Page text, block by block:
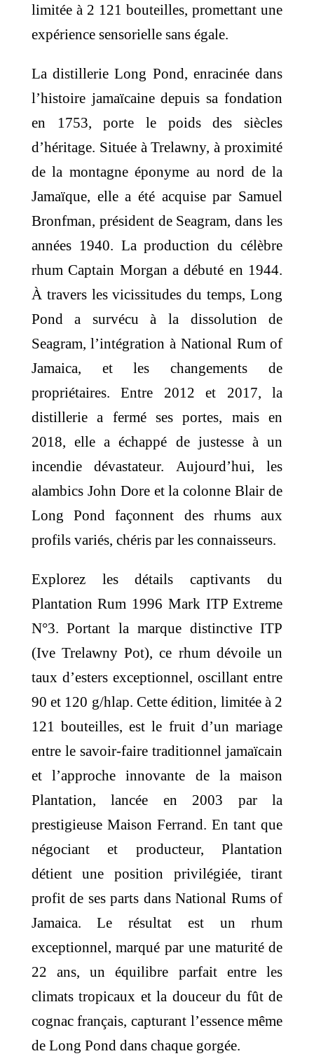
limitée à 2 121 bouteilles, promettant une
expérience sensorielle sans égale.
La distillerie Long Pond, enracinée dans
l’histoire jamaïcaine depuis sa fondation
en 1753, porte le poids des siècles
d’héritage. Située à Trelawny, à proximité
de la montagne éponyme au nord de la
Jamaïque, elle a été acquise par Samuel
Bronfman, président de Seagram, dans les
années 1940. La production du célèbre
rhum Captain Morgan a débuté en 1944.
À travers les vicissitudes du temps, Long
Pond a survécu à la dissolution de
Seagram, l’intégration à National Rum of
Jamaica, et les changements de
propriétaires. Entre 2012 et 2017, la
distillerie a fermé ses portes, mais en
2018, elle a échappé de justesse à un
incendie dévastateur. Aujourd’hui, les
alambics John Dore et la colonne Blair de
Long Pond façonnent des rhums aux
profils variés, chéris par les connaisseurs.
Explorez les détails captivants du
Plantation Rum 1996 Mark ITP Extreme
N°3. Portant la marque distinctive ITP
(Ive Trelawny Pot), ce rhum dévoile un
taux d’esters exceptionnel, oscillant entre
90 et 120 g/hlap. Cette édition, limitée à 2
121 bouteilles, est le fruit d’un mariage
entre le savoir-faire traditionnel jamaïcain
et l’approche innovante de la maison
Plantation, lancée en 2003 par la
prestigieuse Maison Ferrand. En tant que
négociant et producteur, Plantation
détient une position privilégiée, tirant
profit de ses parts dans National Rums of
Jamaica. Le résultat est un rhum
exceptionnel, marqué par une maturité de
22 ans, un équilibre parfait entre les
climats tropicaux et la douceur du fût de
cognac français, capturant l’essence même
de Long Pond dans chaque gorgée.